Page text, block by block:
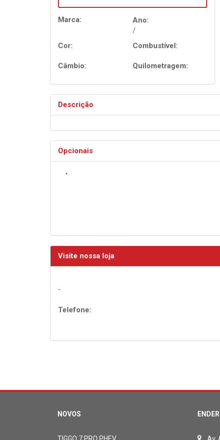
Novo Tiggo 8 Pro
Marca:
Ano:
/
Cor:
Combustível:
Câmbio: Quilometragem:
Descrição
Opcionais
•
Visite nossa loja
-
Telefone:
NOVOS